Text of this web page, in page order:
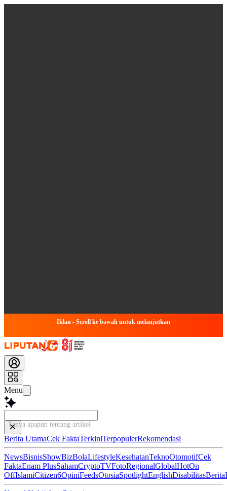
Iklan - Scroll ke bawah untuk melanjutkan
Menu
Tanya apapun tentang artikel ini...
Berita UtamaCek FaktaTerkiniTerpopulerRekomendasi
NewsBisnisShowBizBolaLifestyleKesehatanTeknoOtomotifCek
FaktaEnam PlusSahamCryptoTVFotoRegionalGlobalHotOn
OffIslamiCitizen6OpiniFeedsOtosiaSpotlightEnglishDisabilitasBerita